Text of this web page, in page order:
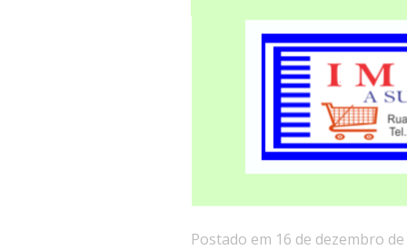
Postado em 16 de dezembro